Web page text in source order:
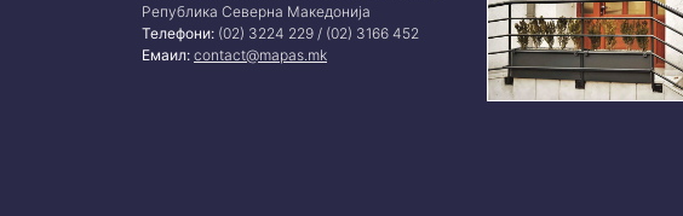
Република Северна Македонија
Телефони: (02) 3224 229 / (02) 3166 452
Емаил: contact@mapas.mk